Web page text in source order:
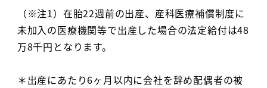
（※注1）在胎22週前の出産、産科医療補償制度に
未加入の医療機関等で出産した場合の法定給付は48
万8千円となります。
＊出産にあたり6ヶ月以内に会社を辞め配偶者の被